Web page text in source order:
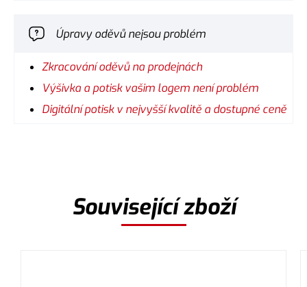
Úpravy oděvů nejsou problém
Zkracování oděvů na prodejnách
Výšivka a potisk vašim logem není problém
Digitální potisk v nejvyšší kvalitě a dostupné ceně
Související zboží